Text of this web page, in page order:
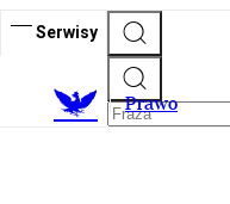
Serwisy
Prawo